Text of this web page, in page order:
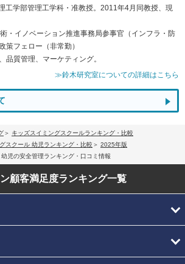
工学部管理工学科・准教授。2011年4月同教授、現
・イノベーション推進事務局参事官（インフラ・防
策フェロー（非常勤）
品質管理、マーケティング。
≫鈴木研究室についての詳細はこちら
キッズスイミングスクールランキング・比較
スクール 幼児ランキング・比較
2025年版
児の安全管理ランキング・口コミ情報
顧客満足度ランキング一覧